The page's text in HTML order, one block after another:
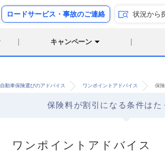
ロードサービス・事故のご連絡 状況から
キャンペーン
自動車保険選びのアドバイス ワンポイントアドバイス 保
保険料が割引になる条件はた
ワンポイントアドバイス